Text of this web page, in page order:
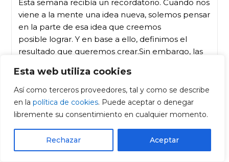
Esta web utiliza cookies
Así como terceros proveedores, tal y como se describe
en la política de cookies. Puede aceptar o denegar
libremente su consentimiento en cualquier momento.
Rechazar Aceptar
Esta semana recibía un recordatorio. Cuando nos
viene a la mente una idea nueva, solemos pensar
en la parte de esa idea que creemos
posible lograr. Y en base a ello, definimos el
resultado que queremos crear.Sin embargo, las